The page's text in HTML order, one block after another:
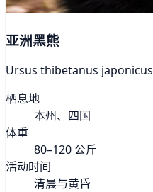
亚洲黑熊
Ursus thibetanus japonicus
栖息地
本州、四国
体重
80–120 公斤
活动时间
清晨与黄昏